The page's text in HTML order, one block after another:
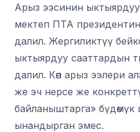
Арыз ээсинин ыктыярдуу
мектеп ПТА
далил. Жергиликтүү
ыктыярдуу сааттардын
далил. Көп арыз ээлери
же эч нерсе же
байланыштарга»
ынандырган эмес.